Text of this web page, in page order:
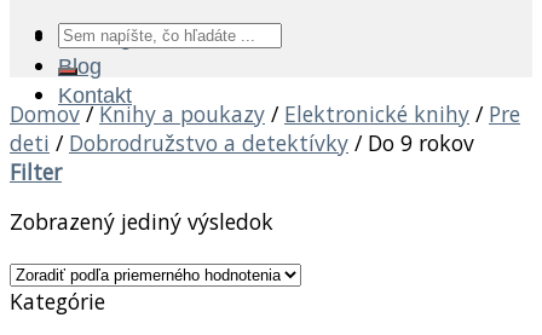
Katalóg
Blog
Kontakt
Hľadať:
Domov / Knihy a poukazy / Elektronické knihy / Pre
deti / Dobrodružstvo a detektívky /Do 9 rokov
Filter
Zobrazený jediný výsledok
Kategórie